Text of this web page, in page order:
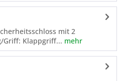
mit 2
Griff: Klappgriff... mehr